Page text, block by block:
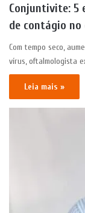
Conjuntivite: 5
de contágio
Com tempo seco,
vírus, oftalmologista
Leia mais »